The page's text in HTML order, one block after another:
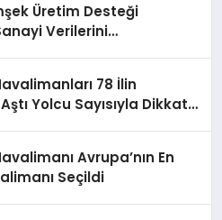
Üretim Desteği
Verilerini
78 İlin
Yolcu Sayısıyla Dikkat
Avrupa’nın En
Seçildi